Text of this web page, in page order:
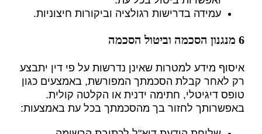
עמידה בדרישות רגולציה וביקורות חיצוניות.
6 מנגנון הסכמה וביטול הסכמה
איסוף מידע למטרות שאינן נדרשות על פי דין יתבצע
רק לאחר קבלת הסכמתך המפורשת, באמצעים כגון
טופס דיגיטלי, חתימה ידנית או הקלטה קולית.
באפשרותך לחזור בך מהסכמתך בכל עת באמצעות: